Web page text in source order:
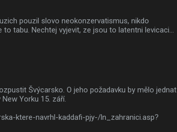
pouzil slovo neokonzervatismus, nikdo
tabu. Nechtej vyjevit, ze jsou to latentni levicaci...
Švýcarsko. O jeho požadavku by mělo jednat
Yorku 15. září.
ktere-navrhl-kaddafi-pjy-/ln_zahranici.asp?